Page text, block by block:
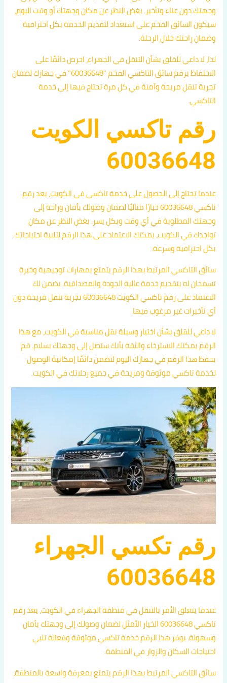
وجهتك دون عناء وتأخير. بغض النظر عن مكان وجهتك أو وقت اليوم،
سيكون السائق الفخم على استعداد لتقديم الخدمة بكل احترافية
وضمان راحتك خلال الرحلة.
لذا، لا داعي للقلق بشأن التنقل في الجهراء، احرص دائمًا على
الاحتفاظ برقم سائق التاكسي الفخم “60036648” في جهازك لضمان
تجربة تنقل مريحة وآمنة في كل مرة تحتاج فيها إلى خدمة
التاكسي.
رقم تاكسي الكويت
60036648
عندما تحتاج إلى الحصول على خدمة تاكسي في الكويت، يعد رقم
تاكسي 60036648 خيارًا مثاليًا لضمان وصولك بأمان وراحة إلى
وجهتك المطلوبة في أي وقت وبكل يسر. بغض النظر عن مكان
تواجدك في الكويت، يمكنك الاعتماد على هذا الرقم لتلبية احتياجاتك
بكل احترافية وسرعة.
سائق التاكسي المرتبط بهذا الرقم يتمتع بمهارات توجيهية وخبرة
تسمحان له بتقديم خدمة عالية الجودة والمصداقية. يضمن لك
الاعتماد على رقم تاكسي الكويت 60036648 تجربة تنقل مريحة دون
أي تأخيرات غير مرغوب فيها.
لا داعي للقلق بشأن اختيار وسيلة نقل مناسبة في الكويت، مع هذا
الرقم يمكنك الاسترخاء والثقة بأنك ستصل إلى وجهتك بسلام. قم
بحفظ هذا الرقم في جهازك اليوم لتضمن دائمًا إمكانية الوصول
لخدمة تاكسي موثوقة ومريحة في جميع رحلاتك في الكويت.
رقم تكسي الجهراء
60036648
عندما يتعلق الأمر بالتنقل في منطقة الجهراء في الكويت، يعد رقم
تاكسي 60036648 الخيار الأمثل لضمان وصولك إلى وجهتك بأمان
وسهولة. يوفر هذا الرقم خدمة تاكسي موثوقة وفعالة تلبي
احتياجات السكان والزوار في المنطقة.
سائق التاكسي المرتبط بهذا الرقم يتمتع بمعرفة واسعة بالمنطقة،